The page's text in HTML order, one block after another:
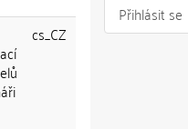
cs_CZ
Přihlásit se